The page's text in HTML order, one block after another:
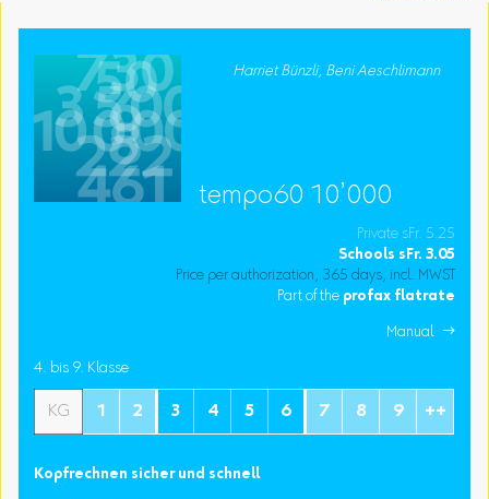
Harriet Bünzli, Beni Aeschlimann
tempo60 10’000
Private sFr. 5.25
Schools sFr. 3.05
Price per authorization, 365 days, incl. MWST
Part of the profax flatrate
Manual 
4. bis 9. Klasse
KG 1 2 3 4 5 6 7 8 9 ++
Kopfrechnen sicher und schnell